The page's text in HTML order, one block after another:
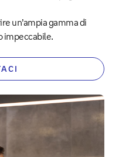
un’ampia gamma di
impeccabile.